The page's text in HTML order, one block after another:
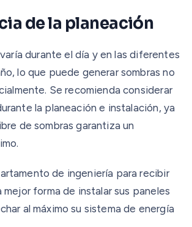
de la planeación
durante el día y en las diferentes
lo que puede generar sombras no
Se recomienda considerar
la planeación e instalación, ya
de sombras garantiza un
de ingeniería para recibir
mejor forma de instalar sus paneles
al máximo su sistema de energía